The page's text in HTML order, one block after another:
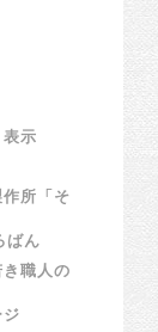
示
所「そ
ばん
職人の